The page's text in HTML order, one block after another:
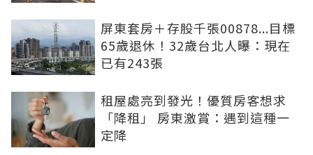
屏東套房＋存股千張00878...目標
65歲退休！32歲台北人曝：現在
已有243張
租屋處亮到發光！優質房客想求
「降租」 房東激賞：遇到這種一
定降